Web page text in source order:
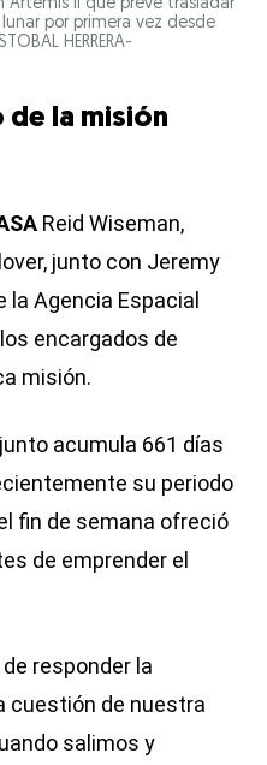
Artemis II que prevé trasladar
por primera vez desde
HERRERA-
la misión
Reid Wiseman,
junto con Jeremy
Agencia Espacial
encargados de
misión.
acumula 661 días
su periodo
fin de semana ofreció
de emprender el
responder la
cuestión de nuestra
salimos y